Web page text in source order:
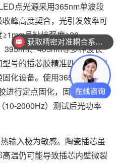
点光源采用365nm单波段
峰高度契合，光引发效率可
且粘接强度≥20-
395nm、405nm等多种波长
号的插芯胶精准匹配最佳照
化设备。使用365nm点光源
进行定点固化，固化时间仅
10-2000Hz）测试后光功率
输入极为敏感。陶瓷插芯虽
温仍可能导致插芯内壁微裂
获取精密对准耦合系统技术方案